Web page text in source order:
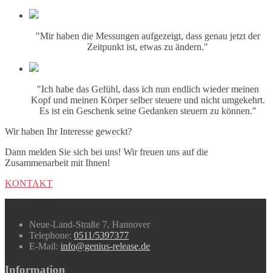
"Mir haben die Messungen aufgezeigt, dass genau jetzt der
Zeitpunkt ist, etwas zu ändern."
"Ich habe das Gefühl, dass ich nun endlich wieder meinen
Kopf und meinen Körper selber steuere und nicht umgekehrt.
Es ist ein Geschenk seine Gedanken steuern zu können."
Wir haben Ihr Interesse geweckt?
Dann melden Sie sich bei uns! Wir freuen uns auf die
Zusammenarbeit mit Ihnen!
KONTAKT
Neue-Land-Straße 7, Hannover
Telephone: 0511/5397377
E-Mail: info@genius-release.de
Information